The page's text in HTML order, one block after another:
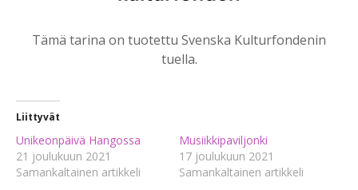
Tämä tarina on tuotettu Svenska Kulturfondenin
tuella.
Liittyvät
Unikeonpäivä Hangossa
21 joulukuun 2021
Samankaltainen artikkeli
Musiikkipaviljonki
17 joulukuun 2021
Samankaltainen artikkeli